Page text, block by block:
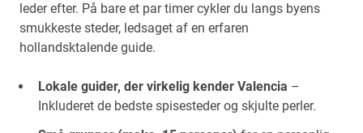
leder efter. På bare et par timer cykler du langs byens
smukkeste steder, ledsaget af en erfaren
hollandsktalende guide.
Lokale guider, der virkelig kender Valencia –
Inkluderet de bedste spisesteder og skjulte perler.